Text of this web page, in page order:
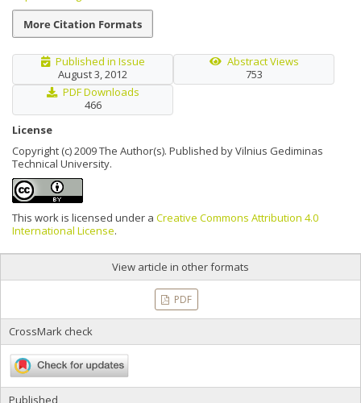
More Citation Formats
Published in Issue
August 3, 2012
Abstract Views
753
PDF Downloads
466
License
Copyright (c) 2009 The Author(s). Published by Vilnius Gediminas
Technical University.
This work is licensed under a Creative Commons Attribution 4.0
International License.
View article in other formats
PDF
CrossMark check